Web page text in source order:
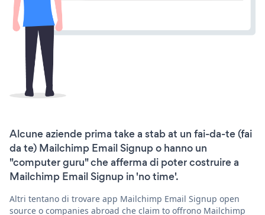
Alcune aziende prima take a stab at un fai-da-te (fai
da te) Mailchimp Email Signup o hanno un
"computer guru" che afferma di poter costruire a
Mailchimp Email Signup in 'no time'.
Altri tentano di trovare app Mailchimp Email Signup open
source o companies abroad che claim to offrono Mailchimp